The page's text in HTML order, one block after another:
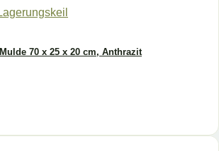
70 x 25 x 20 cm, Anthrazit